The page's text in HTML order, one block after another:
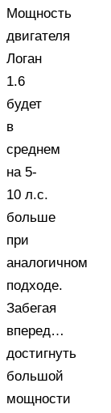
Мощность
двигателя
Логан
1.6
будет
в
среднем
на 5-
10 л.с.
больше
при
аналогичном
подходе.
Забегая
вперед…
достигнуть
большой
мощности